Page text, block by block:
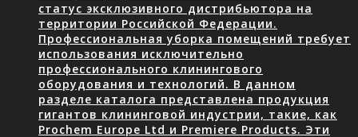
статус эксклюзивного дистрибьютора на
территории Российской Федерации.
Профессиональная уборка помещений требует
использования исключительно
профессионального клинингового
оборудования и технологий. В данном
разделе каталога представлена продукция
гигантов клининговой индустрии, такие, как
Prochem Europe Ltd и Premiere Products. Эти